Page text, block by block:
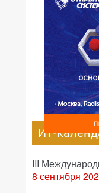
ИТ-
III
8 сентября